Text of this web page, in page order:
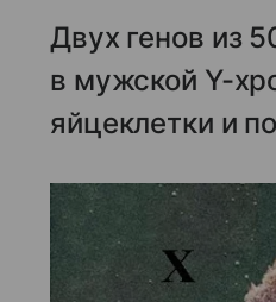
Двух генов из
в мужской Y-
яйцеклетки и